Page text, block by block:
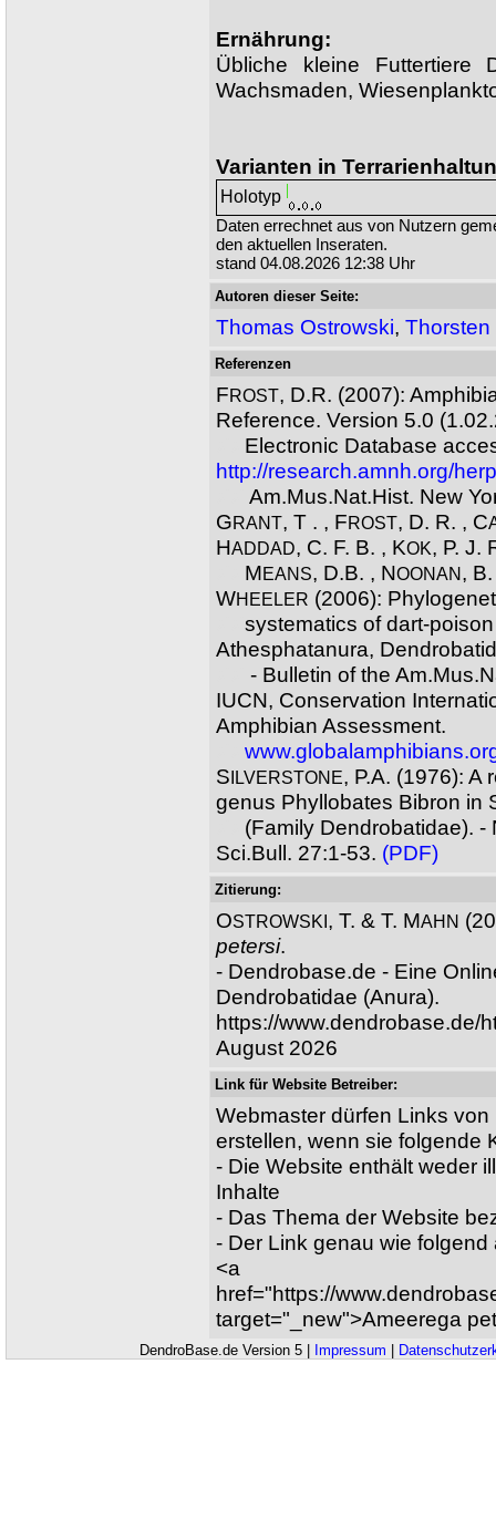
Ernährung:
Übliche kleine Futtertiere
Wachsmaden,
Varianten in
Holotyp
Daten errechnet aus von Nutzern
den aktuellen Inseraten.
stand 04.08.2026 12:38 Uhr
Autoren dieser Seite:
Thomas Ostrowski, Thorsten
Referenzen
FROST, D.R. (2007):
Reference. Version 5.0
Electronic Database
http://research.amnh.org/
Am.Mus.Nat.Hist. New
GRANT, T . , FROST, D. R. , C
HADDAD, C. F. B. , KOK, P. J.
MEANS, D.B. , NOONAN,
WHEELER (2006):
systematics of dart-
Athesphatanura,
- Bulletin of the
IUCN, Conservation
Amphibian Assessment.
SILVERSTONE, P.A. (1976): A
genus Phyllobates Bibron in
(Family Dendrobatidae).
Sci.Bull. 27:1-53. (PDF)
Zitierung:
OSTROWSKI, T. & T. MAHN
petersi.
- Dendrobase.de - Eine
Dendrobatidae (Anura).
https://www.dendrobase.de/
August 2026
Link für Website Betreiber:
Webmaster dürfen Links
erstellen, wenn sie folgende
- Die Website enthält weder
Inhalte
- Das Thema der Website
- Der Link genau wie
<a
href="https://
target="_new">Ameerega
DendroBase.de Version 5 | Impressum